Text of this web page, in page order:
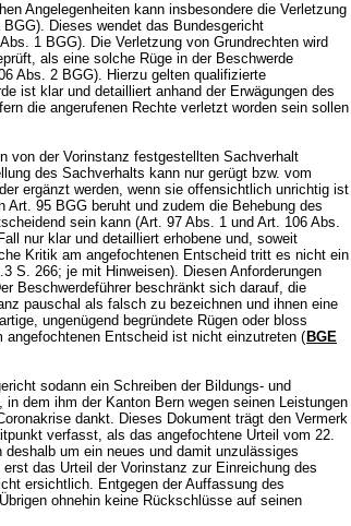
Angelegenheiten kann insbesondere die Verletzung
BGG). Dieses wendet das Bundesgericht
1 BGG). Die Verletzung von Grundrechten wird
als eine solche Rüge in der Beschwerde
Abs. 2 BGG). Hierzu gelten qualifizierte
ist klar und detailliert anhand der Erwägungen des
die angerufenen Rechte verletzt worden sein sollen
von der Vorinstanz festgestellten Sachverhalt
des Sachverhalts kann nur gerügt bzw. vom
ergänzt werden, wenn sie offensichtlich unrichtig ist
Art. 95 BGG beruht und zudem die Behebung des
sein kann (Art. 97 Abs. 1 und Art. 106 Abs.
nur klar und detailliert erhobene und, soweit
Kritik am angefochtenen Entscheid tritt es nicht ein
S. 266; je mit Hinweisen). Diesen Anforderungen
Beschwerdeführer beschränkt sich darauf, die
pauschal als falsch zu bezeichnen und ihnen eine
ungenügend begründete Rügen oder bloss
Entscheid ist nicht einzutreten ( BGE
sodann ein Schreiben der Bildungs- und
dem ihm der Kanton Bern wegen seinen Leistungen
dankt. Dieses Dokument trägt den Vermerk
verfasst, als das angefochtene Urteil vom 22.
um ein neues und damit unzulässiges
erst das Urteil der Vorinstanz zur Einreichung des
ersichtlich. Entgegen der Auffassung des
ohnehin keine Rückschlüsse auf seinen